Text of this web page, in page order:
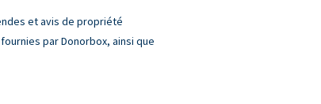
et avis de propriété
par Donorbox, ainsi que